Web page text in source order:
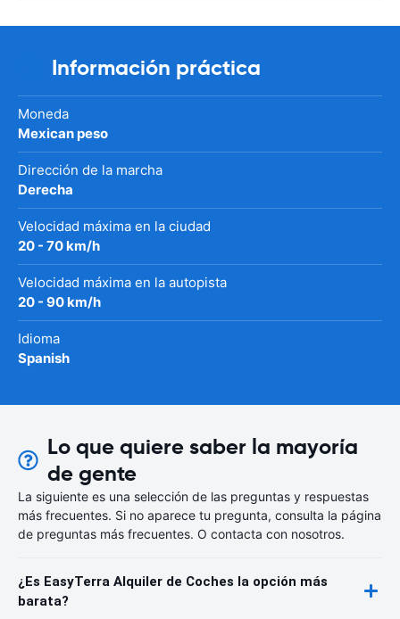
Información práctica
Moneda
Mexican peso
Dirección de la marcha
Derecha
Velocidad máxima en la ciudad
20 - 70 km/h
Velocidad máxima en la autopista
20 - 90 km/h
Idioma
Spanish
Lo que quiere saber la mayoría
de gente
La siguiente es una selección de las preguntas y respuestas
más frecuentes. Si no aparece tu pregunta, consulta la página
de preguntas más frecuentes. O contacta con nosotros.
¿Es EasyTerra Alquiler de Coches la opción más
barata?